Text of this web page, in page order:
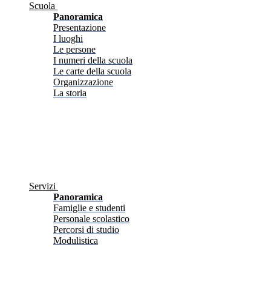
Scuola
Panoramica
Presentazione
I luoghi
Le persone
I numeri della scuola
Le carte della scuola
Organizzazione
La storia
Servizi
Panoramica
Famiglie e studenti
Personale scolastico
Percorsi di studio
Modulistica